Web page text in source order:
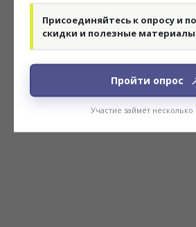
текучести, план удержания кадров и
изменений.
Узнать подробности можнона сайте
2026-06-17 12:47 #КОНФЕРЕНЦИИ И
Присоединяйтесь к опросу и
скидки и полезные
Пройти опрос
Участие займёт несколько